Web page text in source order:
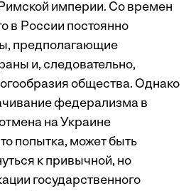
империи. Со времен
в России постоянно
предполагающие
и, следовательно,
общества. Однако
федерализма в
на Украине
попытка, может быть
к привычной, но
государственного